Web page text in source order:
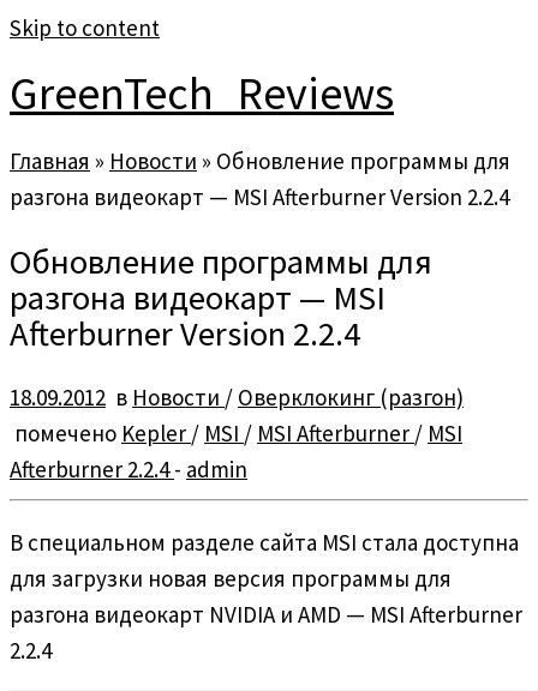
Skip to content
GreenTech_Reviews
Главная » Новости » Обновление программы для
разгона видеокарт — MSI Afterburner Version 2.2.4
Обновление программы для
разгона видеокарт — MSI
Afterburner Version 2.2.4
18.09.2012 в Новости / Оверклокинг (разгон)
помечено Kepler / MSI / MSI Afterburner / MSI
Afterburner 2.2.4- admin
В специальном разделе сайта MSI стала доступна
для загрузки новая версия программы для
разгона видеокарт NVIDIA и AMD — MSI Afterburner
2.2.4